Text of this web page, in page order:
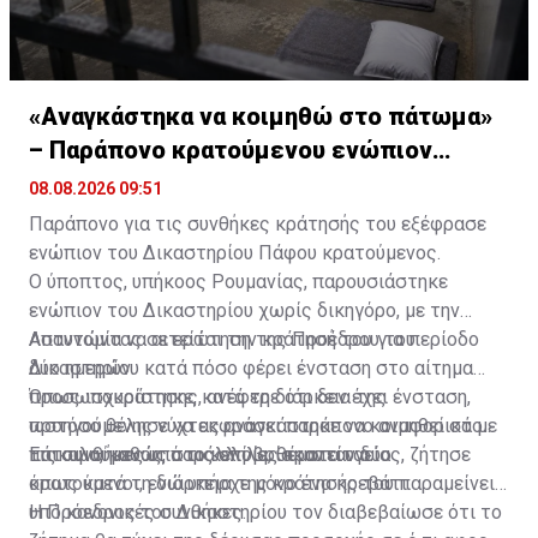
«Αναγκάστηκα να κοιμηθώ στο πάτωμα»
– Παράπονο κρατούμενου ενώπιον
Δικαστηρίου
08.08.2026 09:51
Παράπονο για τις συνθήκες κράτησής του εξέφρασε
ενώπιον του Δικαστηρίου Πάφου κρατούμενος.
Ο ύποπτος, υπήκοος Ρουμανίας, παρουσιάστηκε
ενώπιον του Δικαστηρίου χωρίς δικηγόρο, με την
Αστυνομία να αιτείται την κράτησή του για περίοδο
δύο ημερών.
Απαντώντας σε ερώτηση της Προέδρου του
Δικαστηρίου κατά πόσο φέρει ένσταση στο αίτημα
προσωποκράτησης, ανέφερε ότι δεν έχει ένσταση,
ωστόσο θέλησε να εκφράσει παράπονο αναφορικά με
τις συνθήκες υπό τις οποίες κρατείται.
Όπως ισχυρίστηκε, κατά τη διάρκεια της
προηγούμενης νύχτας αναγκάστηκε να κοιμηθεί στο
πάτωμα, καθώς στο κελί βρίσκονταν δύο
κρατούμενοι, ενώ υπήρχε μόνο ένα κρεβάτι.
Επικαλούμενος, παράλληλα, θέματα υγείας, ζήτησε
όπως κατά τη διάρκεια της κράτησής του παραμείνει
υπό κανονικές συνθήκες.
Η Πρόεδρος του Δικαστηρίου τον διαβεβαίωσε ότι το